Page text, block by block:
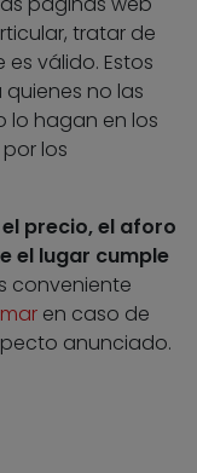
tratar de
válido. Estos
no las
lo hagan en los
los
precio, el aforo
el lugar cumple
conveniente
en caso de
anunciado.